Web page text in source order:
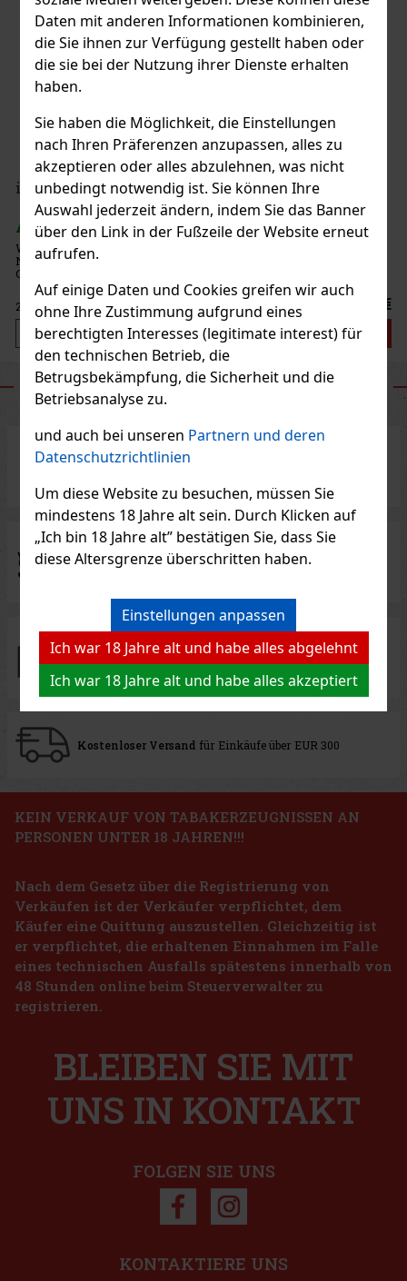
Daten mit anderen Informationen kombinieren,
die Sie ihnen zur Verfügung gestellt haben oder
die sie bei der Nutzung ihrer Dienste erhalten
haben.
Sie haben die Möglichkeit, die Einstellungen
nach Ihren Präferenzen anzupassen, alles zu
akzeptieren oder alles abzulehnen, was nicht
unbedingt notwendig ist. Sie können Ihre
Auswahl jederzeit ändern, indem Sie das Banner
über den Link in der Fußzeile der Website erneut
aufrufen.
Auf einige Daten und Cookies greifen wir auch
ohne Ihre Zustimmung aufgrund eines
berechtigten Interesses (legitimate interest) für
den technischen Betrieb, die
Betrugsbekämpfung, die Sicherheit und die
Betriebsanalyse zu.
und auch bei unseren Partnern und deren
Datenschutzrichtlinien
Um diese Website zu besuchen, müssen Sie
mindestens 18 Jahre alt sein. Durch Klicken auf
„Ich bin 18 Jahre alt” bestätigen Sie, dass Sie
diese Altersgrenze überschritten haben.
Einstellungen anpassen
Ich war 18 Jahre alt und habe alles abgelehnt
Ich war 18 Jahre alt und habe alles akzeptiert
iSENZIA Forest Berry Crush náplň
AUF LAGER (> 5 Kar)
Waldfruchtgeschmack ohne Tabak. Geschmackserlebnis mit
Nikotin. ISENZIA-Füllungen sind nur für die Verwendung mit dem
Gerät Pulze bestimmt. Eine Packung enthält 20 Nachfüllungen. Der
Karton enthält 10 Packungen.
29.59€ ohne VAT 35.80 €
Bestellen
VORTEILE UNSERES E-SHOPS
Traditioneller Verkäufer
Exklusive Zigarren-Marken
100% Ware auf Lagerzum sofortigen Versand
Kostenloser Versand für Einkäufe über EUR 300
KEIN VERKAUF VON TABAKERZEUGNISSEN AN
PERSONEN UNTER 18 JAHREN!!!
Nach dem Gesetz über die Registrierung von
Verkäufen ist der Verkäufer verpflichtet, dem
Käufer eine Quittung auszustellen. Gleichzeitig ist
er verpflichtet, die erhaltenen Einnahmen im Falle
eines technischen Ausfalls spätestens innerhalb von
48 Stunden online beim Steuerverwalter zu
registrieren.
BLEIBEN SIE MIT
UNS IN KONTAKT
FOLGEN SIE UNS
KONTAKTIERE UNS